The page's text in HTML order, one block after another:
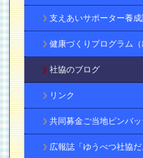
支えあいサポーター養
健康づくりプログラム（
社協のブログ
リンク
共同募金ご当地ピンバッ
広報誌「ゆうべつ社協だ